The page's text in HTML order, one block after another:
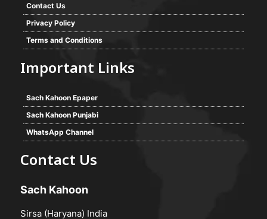
Contact Us
Privacy Policy
Terms and Conditions
Important Links
Sach Kahoon Epaper
Sach Kahoon Punjabi
WhatsApp Channel
Contact Us
Sach Kahoon
Sirsa (Haryana) India